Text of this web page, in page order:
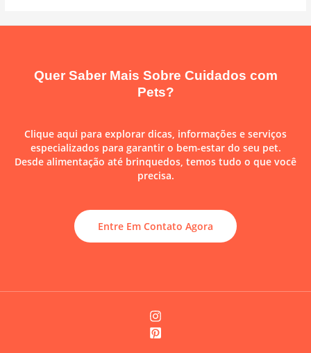
Quer Saber Mais Sobre Cuidados com
Pets?
Clique aqui para explorar dicas, informações e serviços
especializados para garantir o bem-estar do seu pet.
Desde alimentação até brinquedos, temos tudo o que você
precisa.
Entre Em Contato Agora